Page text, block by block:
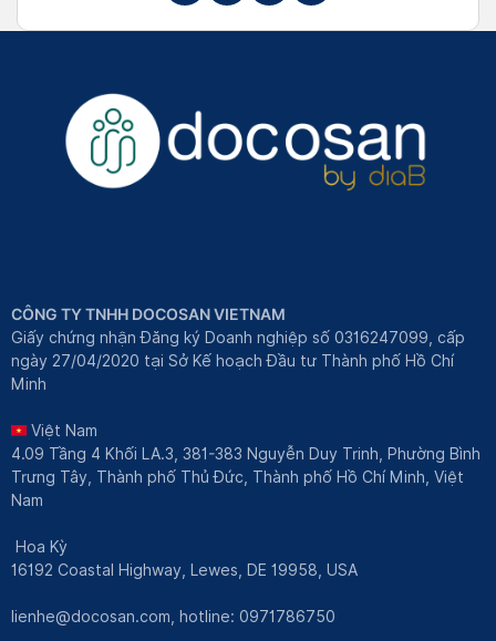
CÔNG TY TNHH DOCOSAN VIETNAM
Giấy chứng nhận Đăng ký Doanh nghiệp số 0316247099, cấp
ngày 27/04/2020 tại Sở Kế hoạch Đầu tư Thành phố Hồ Chí
Minh
Việt Nam
4.09 Tầng 4 Khối LA.3, 381-383 Nguyễn Duy Trinh, Phường Bình
Trưng Tây, Thành phố Thủ Đức, Thành phố Hồ Chí Minh, Việt
Nam
Hoa Kỳ
16192 Coastal Highway, Lewes, DE 19958, USA
lienhe@docosan.com , hotline: 0971786750